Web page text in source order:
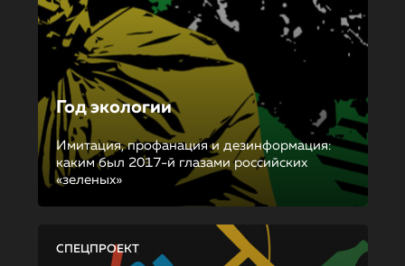
Год экологии
Имитация, профанация и дезинформация:
каким был 2017-й глазами российских
«зеленых»
СПЕЦПРОЕКТ